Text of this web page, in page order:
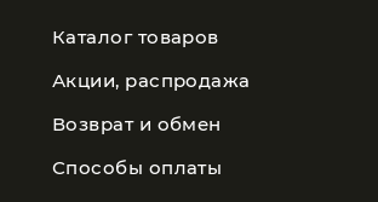
Каталог товаров
Акции, распродажа
Возврат и обмен
Способы оплаты